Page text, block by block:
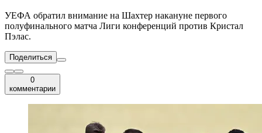
УЕФА обратил внимание на Шахтер накануне первого
полуфинального матча Лиги конференций против Кристал
Пэлас.
Поделиться
0
комментарии